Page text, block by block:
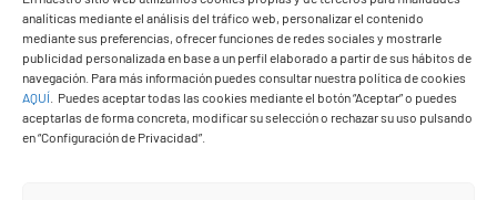
analíticas mediante el análisis del tráfico web, personalizar el contenido
mediante sus preferencias, ofrecer funciones de redes sociales y mostrarle
publicidad personalizada en base a un perfil elaborado a partir de sus hábitos de
navegación. Para más información puedes consultar nuestra política de cookies
AQUÍ
Puedes aceptar todas las cookies mediante el botón “Aceptar” o puedes
aceptarlas de forma concreta, modificar su selección o rechazar su uso pulsando
en “Configuración de Privacidad”.
Ayuntamiento de Yaiza
Pza. de Los Remedios, 1
35570 – Yaiza
Tel:928 83 62 20